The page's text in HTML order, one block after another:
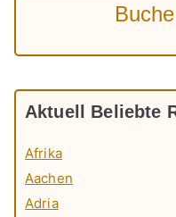
Aktuell Beliebte
Afrika
Aachen
Adria